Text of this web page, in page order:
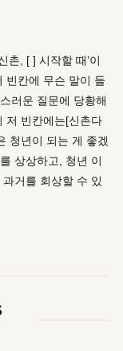
촌, [ ] 시작할 때’이
빈칸에 무슨 말이 들
러운 질문에 당황해
저 빈칸에는[신촌다
청년이 되는 게 좋겠
상상하고, 청년 이
거를 회상할 수 있